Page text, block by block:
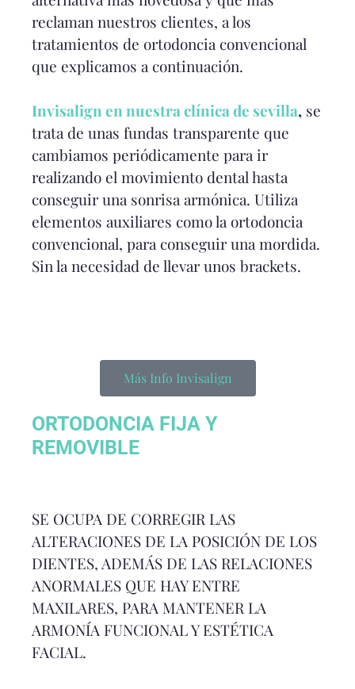
reclaman nuestros clientes, a los
tratamientos de ortodoncia convencional
que explicamos a continuación.
Invisalign en nuestra clínica de sevilla, se
trata de unas fundas transparente que
cambiamos periódicamente para ir
realizando el movimiento dental hasta
conseguir una sonrisa armónica. Utiliza
elementos auxiliares como la ortodoncia
convencional, para conseguir una mordida.
Sin la necesidad de llevar unos brackets.
Más Info Invisalign
ORTODONCIA FIJA Y
REMOVIBLE
SE OCUPA DE CORREGIR LAS
ALTERACIONES DE LA POSICIÓN DE LOS
DIENTES, ADEMÁS DE LAS RELACIONES
ANORMALES QUE HAY ENTRE
MAXILARES, PARA MANTENER LA
ARMONÍA FUNCIONAL Y ESTÉTICA
FACIAL.